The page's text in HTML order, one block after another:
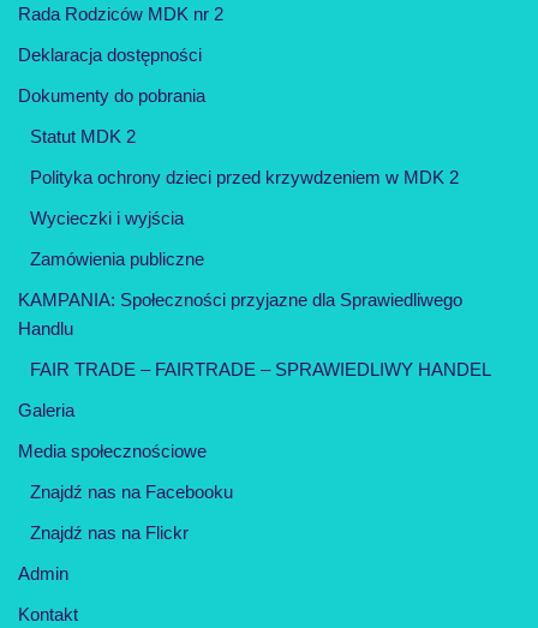
Rada Rodziców MDK nr 2
Deklaracja dostępności
Dokumenty do pobrania
Statut MDK 2
Polityka ochrony dzieci przed krzywdzeniem w MDK 2
Wycieczki i wyjścia
Zamówienia publiczne
KAMPANIA: Społeczności przyjazne dla Sprawiedliwego
Handlu
FAIR TRADE – FAIRTRADE – SPRAWIEDLIWY HANDEL
Galeria
Media społecznościowe
Znajdź nas na Facebooku
Znajdź nas na Flickr
Admin
Kontakt